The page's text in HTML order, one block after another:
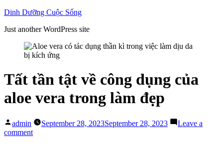
Skip
content
Dinh Dưỡng Cuộc Sống
Just another WordPress site
Tất tần tật về công dụng của
aloe vera trong làm đẹp
Posted
by
admin September 28, 2023September 28, 2023
Leave a
commenton